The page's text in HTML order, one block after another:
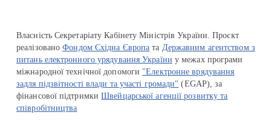
Власність Секретаріату Кабінету Міністрів України. Проєкт
реалізованоФондом Східна Європа та Державним агентством з
питань електронного урядування України у межах програми
міжнародної технічної допомоги "Електронне врядування
задля підзвітності влади та участі громади" (EGAP), за
фінансової підтримкиШвейцарської агенції розвитку та
співробітництва